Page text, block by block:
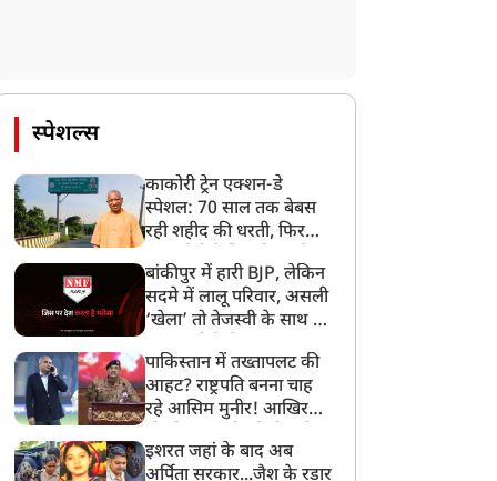
स्पेशल्स
काकोरी ट्रेन एक्शन-डे
स्पेशल: 70 साल तक बेबस
रही शहीद की धरती, फिर
पीढ़ियों का दर्द
बांकीपुर में हारी BJP, लेकिन
सदमे में लालू परिवार, असली
‘खेला’ तो तेजस्वी के साथ हो
पाकिस्तान में तख्तापलट की
आहट? राष्ट्रपति बनना चाह
रहे आसिम मुनीर! आखिर
बनाया मोहरा?
इशरत जहां के बाद अब
अर्पिता सरकार...जैश के रडार